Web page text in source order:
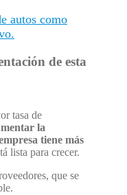
autos como
de esta
tasa de
la
tiene más
lista para crecer.
que se